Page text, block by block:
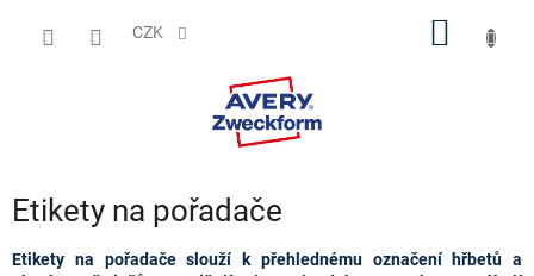
CZK
Etikety na pořadače
Etikety na pořadače slouží k přehlednému označení hřbetů a